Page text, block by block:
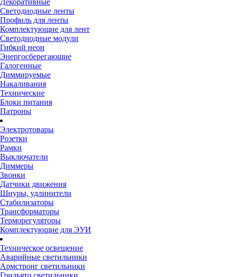
Декоративные
Светодиодные ленты
Профиль для ленты
Комплектующие для лент
Светодиодные модули
Гибкий неон
Энергосберегающие
Галогенные
Диммируемые
Накаливания
Технические
Блоки питания
Патроны
Электротовары
Розетки
Рамки
Выключатели
Диммеры
Звонки
Датчики движения
Шнуры, удлинители
Стабилизаторы
Трансформаторы
Терморегуляторы
Комплектующие для ЭУИ
Техническое освещение
Аварийные светильники
Армстронг светильники
Грильято светильники